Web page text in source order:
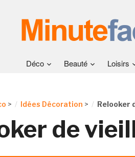
Déco Beauté Loisirs
> Idées Décoration > Relooker
de